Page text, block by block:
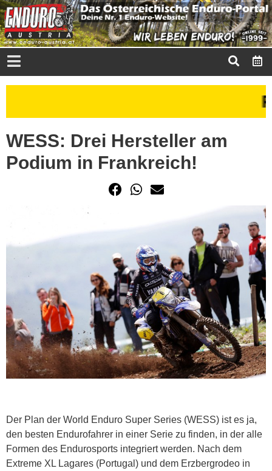
WESS: Drei Hersteller am
Podium in Frankreich!
Der Plan der World Enduro Super Series (WESS) ist es ja,
den besten Endurofahrer in einer Serie zu finden, in der alle
Formen des Endurosports integriert werden. Nach dem
Extreme XL Lagares (Portugal) und dem Erzbergrodeo in